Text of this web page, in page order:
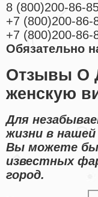
8 (800)200-86-
+7 (800)200-86-
+7 (800)200-86-
Обязательно
Отзывы О
женскую
Для
жизни в
Вы можете
известных
город.